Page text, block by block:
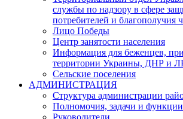
службы по надзору в сфере
потребителей и благополучия
Лицо Победы
Центр занятости населения
Информация для беженцев,
территории Украины, ДНР и
Сельские поселения
АДМИНИСТРАЦИЯ
Структура администрации
Полномочия, задачи и функции
Руководители